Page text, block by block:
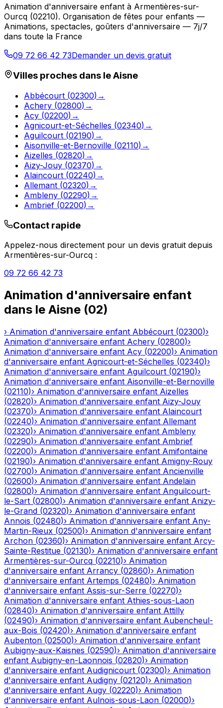
Animation d'anniversaire enfant à Armentières-sur-
Ourcq (02210). Organisation de fêtes pour enfants —
Animations, spectacles, goûters d'anniversaire — 7j/7
dans toute la France
09 72 66 42 73Demander un devis gratuit
Villes proches dans leAisne
Abbécourt (02300) →
Achery (02800) →
Acy (02200) →
Agnicourt-et-Séchelles (02340) →
Aguilcourt (02190) →
Aisonville-et-Bernoville (02110) →
Aizelles (02820) →
Aizy-Jouy (02370) →
Alaincourt (02240) →
Allemant (02320) →
Ambleny (02290) →
Ambrief (02200) →
Contact rapide
Appelez-nous directement pour un devis gratuit depuis
Armentières-sur-Ourcq :
09 72 66 42 73
Animation d'anniversaire enfant
dans le Aisne (02)
› Animation d'anniversaire enfant Abbécourt (02300)›
Animation d'anniversaire enfant Achery (02800)›
Animation d'anniversaire enfant Acy (02200)› Animation
d'anniversaire enfant Agnicourt-et-Séchelles (02340)›
Animation d'anniversaire enfant Aguilcourt (02190)›
Animation d'anniversaire enfant Aisonville-et-Bernoville
(02110)› Animation d'anniversaire enfant Aizelles
(02820)› Animation d'anniversaire enfant Aizy-Jouy
(02370)› Animation d'anniversaire enfant Alaincourt
(02240)› Animation d'anniversaire enfant Allemant
(02320)› Animation d'anniversaire enfant Ambleny
(02290)› Animation d'anniversaire enfant Ambrief
(02200)› Animation d'anniversaire enfant Amifontaine
(02190)› Animation d'anniversaire enfant Amigny-Rouy
(02700)› Animation d'anniversaire enfant Ancienville
(02600)› Animation d'anniversaire enfant Andelain
(02800)› Animation d'anniversaire enfant Anguilcourt-
le-Sart (02800)› Animation d'anniversaire enfant Anizy-
le-Grand (02320)› Animation d'anniversaire enfant
Annois (02480)› Animation d'anniversaire enfant Any-
Martin-Rieux (02500)› Animation d'anniversaire enfant
Archon (02360)› Animation d'anniversaire enfant Arcy-
Sainte-Restitue (02130)› Animation d'anniversaire enfant
Armentières-sur-Ourcq (02210)› Animation
d'anniversaire enfant Arrancy (02860)› Animation
d'anniversaire enfant Artemps (02480)› Animation
d'anniversaire enfant Assis-sur-Serre (02270)›
Animation d'anniversaire enfant Athies-sous-Laon
(02840)› Animation d'anniversaire enfant Attilly
(02490)› Animation d'anniversaire enfant Aubencheul-
aux-Bois (02420)› Animation d'anniversaire enfant
Aubenton (02500)› Animation d'anniversaire enfant
Aubigny-aux-Kaisnes (02590)› Animation d'anniversaire
enfant Aubigny-en-Laonnois (02820)› Animation
d'anniversaire enfant Audignicourt (02300)› Animation
d'anniversaire enfant Audigny (02120)› Animation
d'anniversaire enfant Augy (02220)› Animation
d'anniversaire enfant Aulnois-sous-Laon (02000)›